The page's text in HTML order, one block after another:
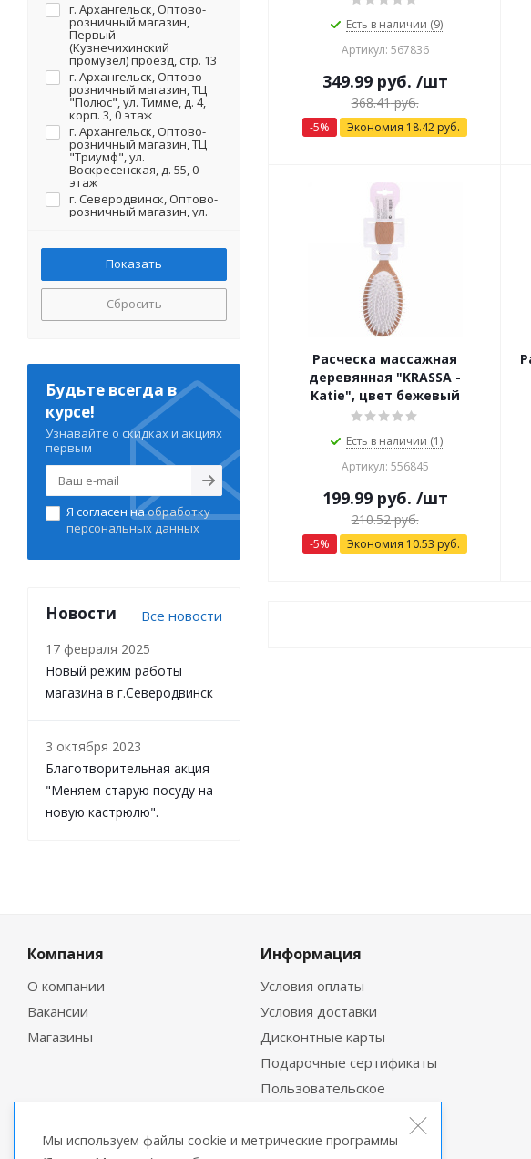
Есть в наличии (9)
Артикул: 567836
349.99руб. /шт
368.41руб.
-5% Экономия 18.42 руб.
Расческа массажная
деревянная "KRASSA -
Katie", цвет бежевый
Есть в наличии (1)
Артикул: 556845
199.99руб. /шт
210.52руб.
-5% Экономия 10.53 руб.
г. Архангельск, Оптово-
розничный магазин,
Первый
(Кузнечихинский
промузел) проезд, стр. 13
г. Архангельск, Оптово-
розничный магазин, ТЦ
"Полюс", ул. Тимме, д. 4,
корп. 3, 0 этаж
г. Архангельск, Оптово-
розничный магазин, ТЦ
"Триумф", ул.
Воскресенская, д. 55, 0
этаж
г. Северодвинск, Оптово-
розничный магазин, ул.
Сбросить
Будьте всегда в
курсе!
Узнавайте о скидках и акциях
первым
Я согласен наобработку
персональных данных
Новости Все новости
17 февраля 2025
Новый режим работы
магазина в г.Северодвинск
3 октября 2023
Благотворительная акция
"Меняем старую посуду на
новую кастрюлю".
Компания
О компании
Вакансии
Магазины
Информация
Условия оплаты
Условия доставки
Дисконтные карты
Подарочные сертификаты
Пользовательское
соглашение
Мы используем файлы cookie и метрические программы